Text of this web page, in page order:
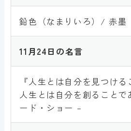
鉛色（なまりいろ）/ 赤墨
11月24日 の名言
『人生とは自分を見つける
人生とは自分を創ること
ード・ショー –